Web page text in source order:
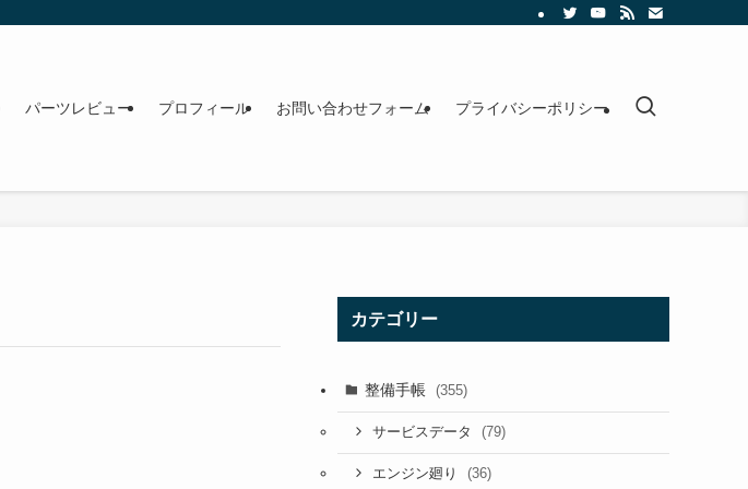
パーツレビュー プロフィール お問い合わせフォーム プライバシーポリシー
カテゴリー
整備手帳 (355)
サービスデータ (79)
エンジン廻り (36)